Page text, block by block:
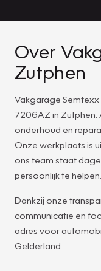
Over
Zutphen
Vakgarage Semtexx
7206AZ in Zutphen.
onderhoud en
Onze werkplaats is
ons team staat
persoonlijk te helpen.
Dankzij onze
communicatie en
adres voor
Gelderland.